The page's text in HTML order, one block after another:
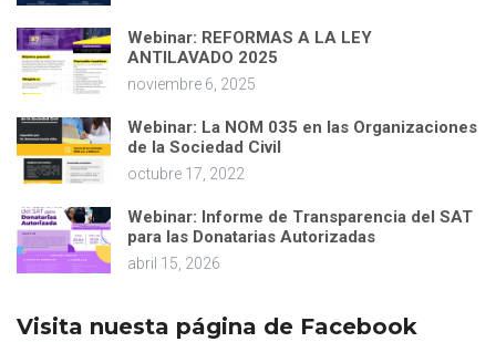
Webinar: REFORMAS A LA LEY
ANTILAVADO 2025
noviembre 6, 2025
Webinar: La NOM 035 en las Organizaciones
de la Sociedad Civil
octubre 17, 2022
Webinar: Informe de Transparencia del SAT
para las Donatarias Autorizadas
abril 15, 2026
Visita nuesta página de Facebook